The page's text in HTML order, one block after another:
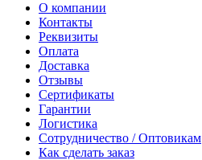
О компании
Контакты
Реквизиты
Оплата
Доставка
Отзывы
Сертификаты
Гарантии
Логистика
Сотрудничество / Оптовикам
Как сделать заказ